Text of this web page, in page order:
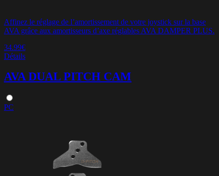
Affinez le réglage de l’amortissement de votre joystick sur la base
AVA grâce aux amortisseurs d’axe réglables AVA DAMPER PLUS.
34.99€
Détails
AVA DUAL PITCH CAM
PC